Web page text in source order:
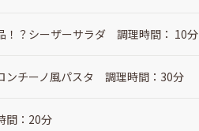
！？シーザーサラダ 調理時間： 10分
ンチーノ風パスタ 調理時間：30分
間：20分